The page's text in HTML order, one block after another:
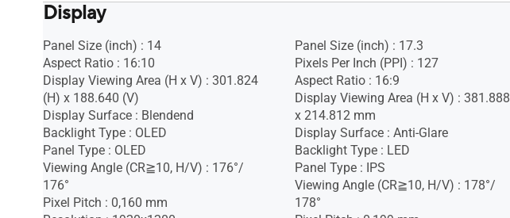
Display
Panel Size (inch) : 14
Aspect Ratio : 16:10
Display Viewing Area (H x V) : 301.824
(H) x 188.640 (V)
Display Surface : Blendend
Backlight Type : OLED
Panel Type : OLED
Viewing Angle (CR≧10, H/V) : 176°/
176°
Pixel Pitch : 0,160 mm
Panel Size (inch) : 17.3
Pixels Per Inch (PPI) : 127
Aspect Ratio : 16:9
Display Viewing Area (H x V) : 381.888
x 214.812 mm
Display Surface : Anti-Glare
Backlight Type : LED
Panel Type : IPS
Viewing Angle (CR≧10, H/V) : 178°/
178°